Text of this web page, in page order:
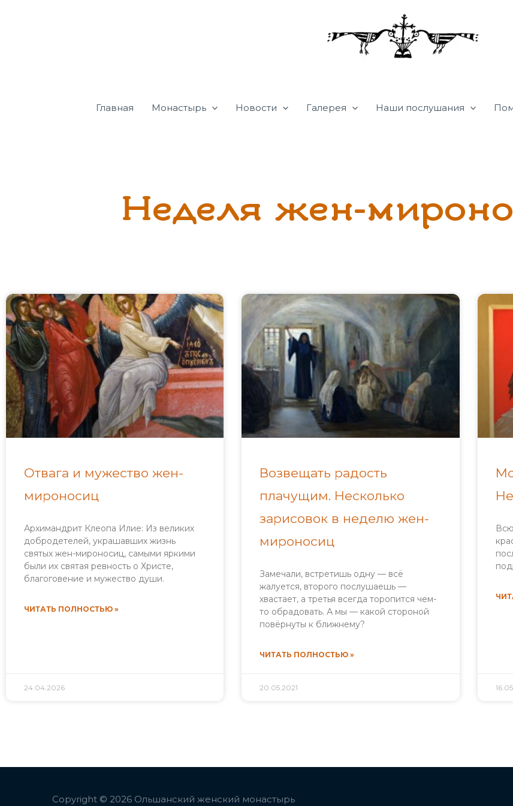
Главная Монастырь Новости Галерея Наши послушания
Неделя жен-
Отвага и мужество жен-
мироносиц
Архимандрит Клеопа Илие: Из великих
добродетелей, украшавших жизнь
святых жен-мироносиц, самыми яркими
были их святая ревность о Христе,
благоговение и мужество души.
ЧИТАТЬ ПОЛНОСТЬЮ »
24.04.2026
Возвещать радость
плачущим. Несколько
зарисовок в неделю жен-
мироносиц
Замечали, встретишь одну — всё
жалуется, второго послушаешь —
хвастает, а третья всегда торопится чем-
то обрадовать. А мы — какой стороной
повёрнуты к ближнему?
ЧИТАТЬ ПОЛНОСТЬЮ »
20.05.2021
Copyright © 2026 Ольшанский женский монастырь